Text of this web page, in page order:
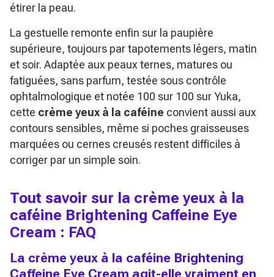
étirer la peau.
La gestuelle remonte enfin sur la paupière
supérieure, toujours par tapotements légers, matin
et soir. Adaptée aux peaux ternes, matures ou
fatiguées, sans parfum, testée sous contrôle
ophtalmologique et notée 100 sur 100 sur Yuka,
cette crème yeux à la caféine convient aussi aux
contours sensibles, même si poches graisseuses
marquées ou cernes creusés restent difficiles à
corriger par un simple soin.
Tout savoir sur la crème yeux à la
caféine Brightening Caffeine Eye
Cream : FAQ
La crème yeux à la caféine Brightening
Caffeine Eye Cream agit-elle vraiment en